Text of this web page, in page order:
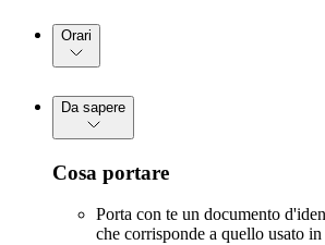
Orari
Da sapere
Cosa portare
Porta con te un documento
che corrisponde a quello usato